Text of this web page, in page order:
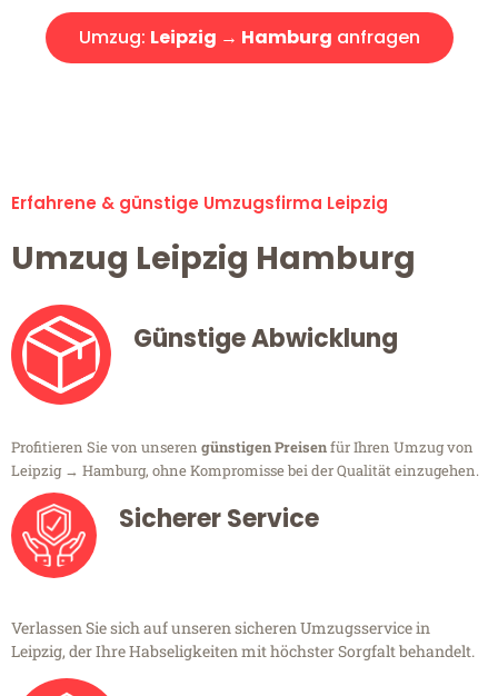
Umzug: Leipzig → Hamburg anfragen
Erfahrene & günstige Umzugsfirma Leipzig
Umzug Leipzig Hamburg
Günstige Abwicklung
Profitieren Sie von unseren günstigen Preisenfür Ihren Umzug von
Leipzig → Hamburg, ohne Kompromisse bei der Qualität einzugehen.
Sicherer Service
Verlassen Sie sich auf unseren sicheren Umzugsservice in
Leipzig, der Ihre Habseligkeiten mit höchster Sorgfalt behandelt.